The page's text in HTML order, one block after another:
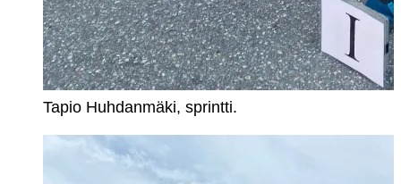
Tapio Huhdanmäki, sprintti.